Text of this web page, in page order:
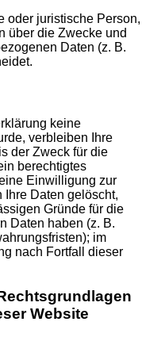
oder juristische Person,
über die Zwecke und
Daten (z. B.
keine
verbleiben Ihre
der Zweck für die
berechtigtes
Einwilligung zur
Ihre Daten gelöscht,
Gründe für die
Daten haben (z. B.
im
nach Fortfall dieser
Website